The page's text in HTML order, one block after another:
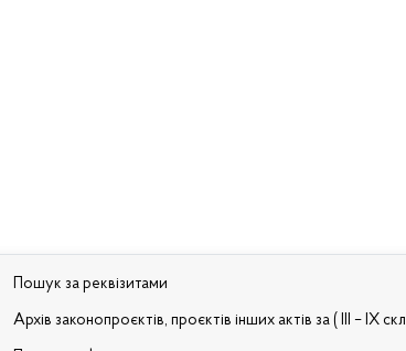
Пошук за реквізитами
Архів законопроєктів, проєктів інших актів за ( III – IX